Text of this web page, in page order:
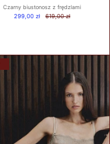
Czarny biustonosz z frędzlami
299,00 zł
619,00 zł